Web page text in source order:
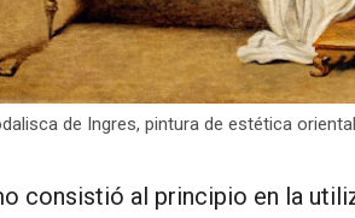
de Ingres, pintura de estética
consistió al principio en la